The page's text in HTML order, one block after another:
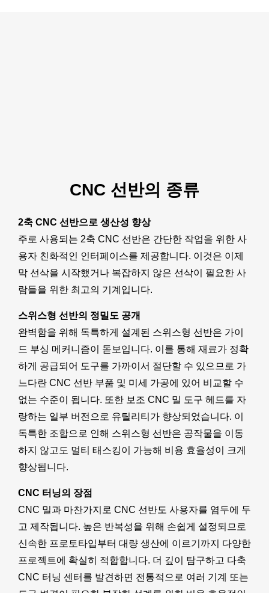
CNC 선반의 종류
2축 CNC 선반으로 생산성 향상
주로 사용되는 2축 CNC 선반은 간단한 작업을 위한 사
용자 친화적인 인터페이스를 제공합니다. 이것은 이제
막 선삭을 시작했거나 복잡하지 않은 선삭이 필요한 사
람들을 위한 최고의 기계입니다.
스위스형 선반의 정밀도 공개
완벽함을 위해 독특하게 설계된 스위스형 선반은 가이
드 부싱 메커니즘이 돋보입니다. 이를 통해 재료가 정확
하게 공급되어 도구를 가까이서 절단할 수 있으므로 가
느다란 CNC 선반 부품 및 미세 가공에 있어 비교할 수
없는 수준이 됩니다. 또한 보조 CNC 밀 도구 헤드를 자
랑하는 일부 버전으로 유틸리티가 향상되었습니다. 이
독특한 조합으로 인해 스위스형 선반은 공작물을 이동
하지 않고도 멀티 태스킹이 가능해 비용 효율성이 크게
향상됩니다.
CNC 터닝의 장점
CNC 밀과 마찬가지로 CNC 선반도 사용자를 염두에 두
고 제작됩니다. 높은 반복성을 위해 손쉽게 설정되므로
신속한 프로토타입부터 대량 생산에 이르기까지 다양한
프로젝트에 확실히 적합합니다. 더 깊이 탐구하고 다축
CNC 터닝 센터를 발견하면 전통적으로 여러 기계 또는